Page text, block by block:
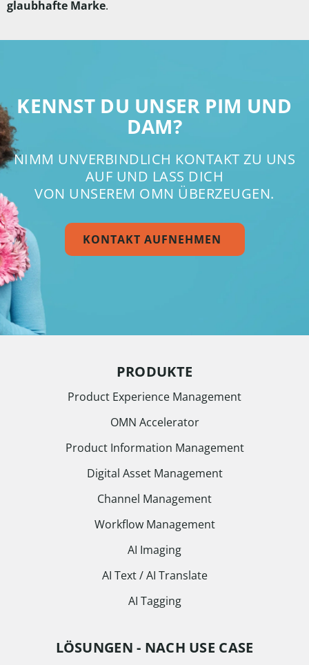
glaubhafte Marke.
KENNST DU UNSER PIM UND
DAM?
NIMM UNVERBINDLICH KONTAKT ZU UNS
AUF UND LASS DICH
VON UNSEREM OMN ÜBERZEUGEN.
KONTAKT AUFNEHMEN
PRODUKTE
Product Experience Management
OMN Accelerator
Product Information Management
Digital Asset Management
Channel Management
Workflow Management
AI Imaging
AI Text / AI Translate
AI Tagging
LÖSUNGEN - NACH USE CASE